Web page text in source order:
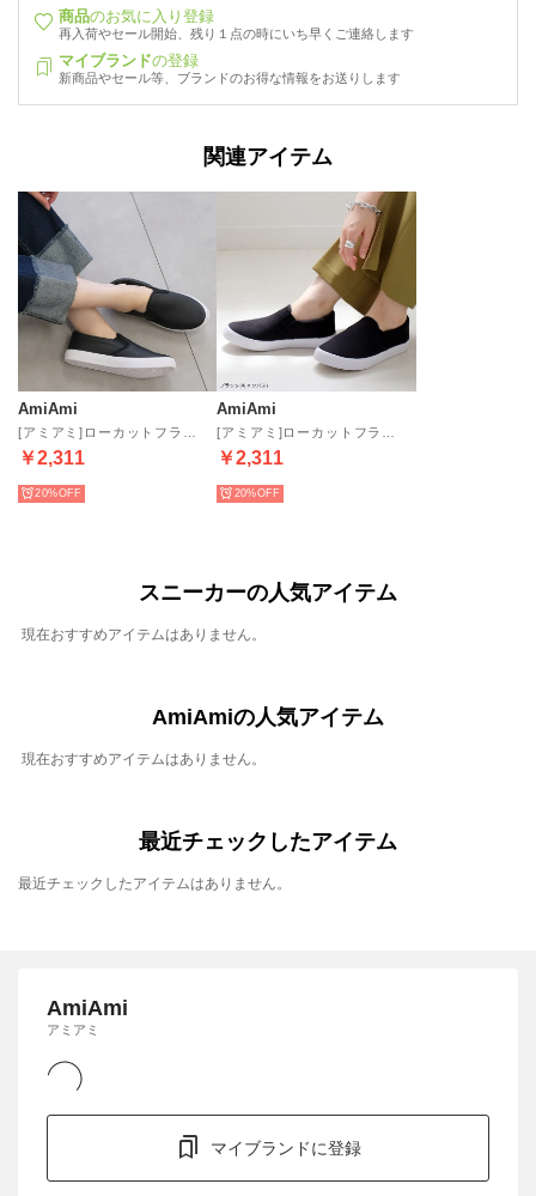
商品のお気に入り登録
再入荷やセール開始、残り１点の時にいち早くご連絡します
マイブランドの登録
新商品やセール等、ブランドのお得な情報をお送りします
関連アイテム
AmiAmi
￥2,311
20%
AmiAmi
￥2,311
20%
スニーカーの人気アイテム
現在おすすめアイテムはありません。
AmiAmiの人気アイテム
現在おすすめアイテムはありません。
最近チェックしたアイテム
最近チェックしたアイテムはありません。
AmiAmi
アミアミ
マイブランドに登録